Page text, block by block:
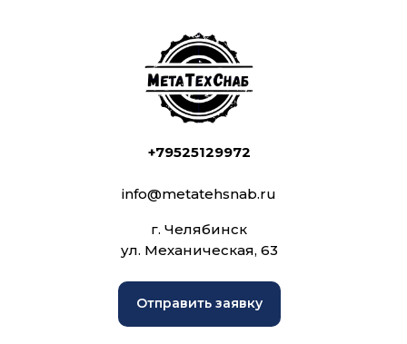
+79525129972
info@metatehsnab.ru
г. Челябинск
ул. Механическая, 63
Отправить заявку